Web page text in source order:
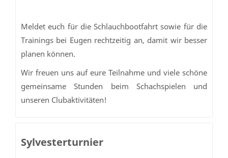
Meldet euch für die Schlauchbootfahrt sowie für die
Trainings bei Eugen rechtzeitig an, damit wir besser
planen können.
Wir freuen uns auf eure Teilnahme und viele schöne
gemeinsame Stunden beim Schachspielen und
unseren Clubaktivitäten!
Sylvesterturnier